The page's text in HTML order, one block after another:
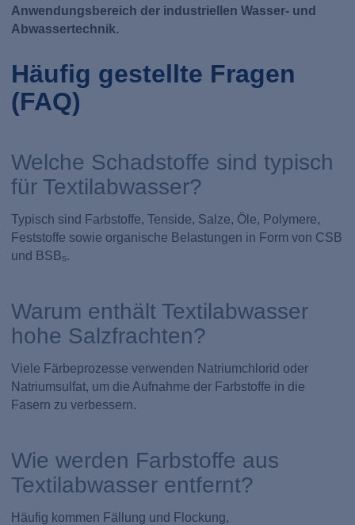
Anwendungsbereich der industriellen Wasser- und
Abwassertechnik.
Häufig gestellte Fragen
(FAQ)
Welche Schadstoffe sind typisch
für Textilabwasser?
Typisch sind Farbstoffe, Tenside, Salze, Öle, Polymere,
Feststoffe sowie organische Belastungen in Form von CSB
und BSB₅.
Warum enthält Textilabwasser
hohe Salzfrachten?
Viele Färbeprozesse verwenden Natriumchlorid oder
Natriumsulfat, um die Aufnahme der Farbstoffe in die
Fasern zu verbessern.
Wie werden Farbstoffe aus
Textilabwasser entfernt?
Häufig kommen Fällung und Flockung,